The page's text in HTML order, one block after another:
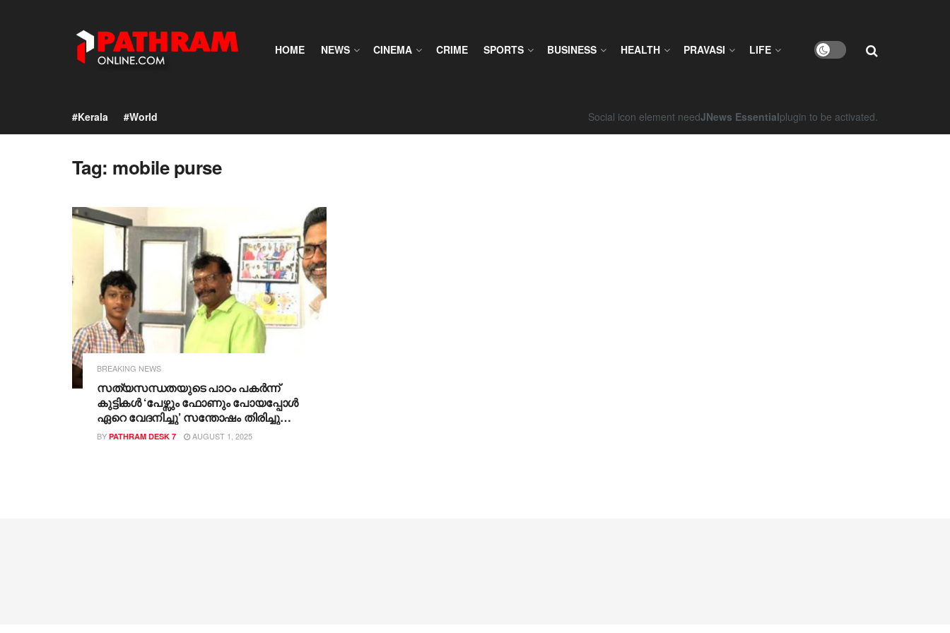
HOME NEWS CINEMA CRIME SPORTS BUSINESS HEALTH PRAVASI LIFE
#Kerala #World Social icon element needJNews Essentialplugin to be activated.
Tag: mobile purse
BREAKING NEWS
സത്യസന്ധതയുടെ പാഠം പകര്‍ന്ന്
കുട്ടികൾ ‘പേഴ്സും ഫോണും പോയപ്പോൾ
ഏറെ വേദനിച്ചു’ സന്തോഷം തിരിച്ചു
നൽകിയത് രണ്ട് കുട്ടികൾ
BY PATHRAM DESK 7 AUGUST 1, 2025